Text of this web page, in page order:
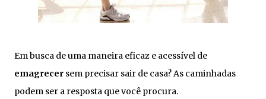
Em busca de uma maneira eficaz e acessível de
emagrecer sem precisar sair de casa? As caminhadas
podem ser a resposta que você procura.